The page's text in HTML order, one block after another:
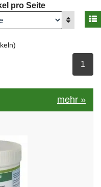
pro Seite
Anzeigen
1
mehr »